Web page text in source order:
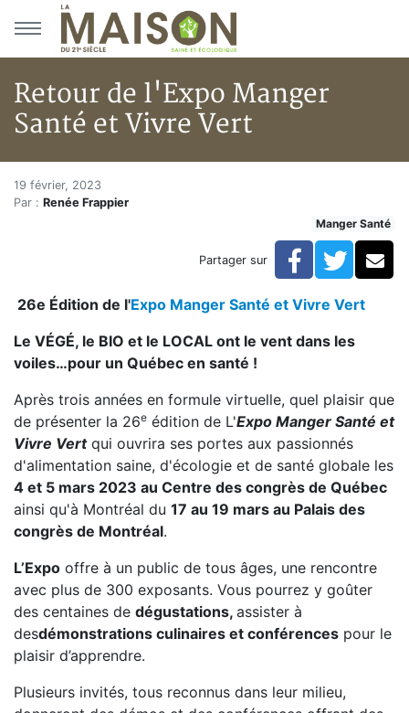
Aller au menu principal
Aller au contenu principal
Retour de l'Expo Manger
Santé et Vivre Vert
Accueil
Articles
Retour de l'Expo Manger Santé et Vivre Vert
Retour de l'Expo Manger
19 février, 2023
Par : Renée Frappier
Manger Santé
Partager sur Facebook
26e Édition de l'Expo Manger Santé et Vivre Vert
Le VÉGÉ, le BIO et le LOCAL ont le vent dans les
voiles…pour un Québec en santé !
Après trois années en formule virtuelle, quel plaisir que
de présenter la 26e édition de L'Expo Manger Santé et
Vivre Vertqui ouvrira ses portes aux passionnés
d'alimentation saine, d'écologie et de santé globale les
4 et 5 mars 2023 au Centre des congrès de Québec
ainsi qu'à Montréal du 17 au 19 mars au Palais des
congrès de Montréal.
L’Expo offre à un public de tous âges, une rencontre
avec plus de 300 exposants. Vous pourrez y goûter
des centaines de dégustations, assister à
desdémonstrations culinaires et conférences pour le
plaisir d’apprendre.
Plusieurs invités, tous reconnus dans leur milieu,